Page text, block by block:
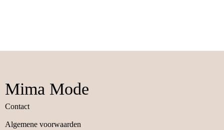
Mima Mode
Contact
Algemene voorwaarden